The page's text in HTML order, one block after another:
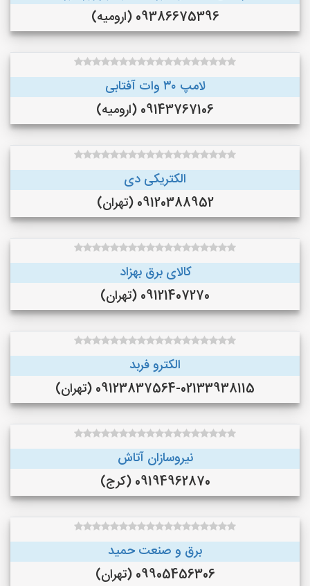
09386675396 (ارومیه)
لامپ ۳۰ وات آفتابی
09143767106 (ارومیه)
الکتریکی دی
09120388952 (تهران)
کالای برق بهزاد
09121407270 (تهران)
الکترو فربد
09123837564-02133938115 (تهران)
نیروسازان آتاش
09194962870 (کرج)
برق و صنعت حمید
09905456306 (تهران)